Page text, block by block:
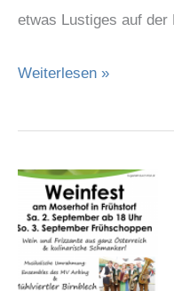
etwas Lustiges auf
Weiterlesen »
Weinfest
am
Moserhof